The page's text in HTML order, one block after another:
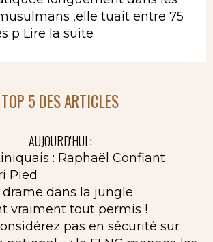
,elle tuait entre 75
p Lire la suite
TOP 5 DES ARTICLES
AUJOURD'HUI :
: Raphaël Confiant
Pied
dans la jungle
vraiment tout permis !
pas en sécurité sur